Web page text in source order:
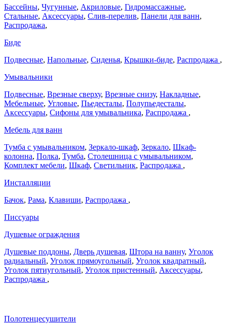
Бассейны, Чугунные, Акриловые, Гидромассажные,
Стальные, Аксессуары, Слив-перелив, Панели для ванн,
Распродажа,
Биде
Подвесные, Напольные, Сиденья, Крышки-биде, Распродажа ,
Умывальники
Подвесные, Врезные сверху, Врезные снизу, Накладные,
Мебельные, Угловые, Пьедесталы, Полупьедесталы,
Аксессуары, Сифоны для умывальника, Распродажа ,
Мебель для ванн
Тумба с умывальником, Зеркало-шкаф, Зеркало, Шкаф-
колонна, Полка, Тумба, Столешница с умывальником,
Комплект мебели, Шкаф, Светильник, Распродажа ,
Инсталляции
Бачок, Рама, Клавиши, Распродажа ,
Писсуары
Душевые ограждения
Душевые поддоны, Дверь душевая, Штора на ванну, Уголок
радиальный, Уголок прямоугольный, Уголок квадратный,
Уголок пятиугольный, Уголок пристенный, Аксессуары,
Распродажа ,
Полотенцесушители